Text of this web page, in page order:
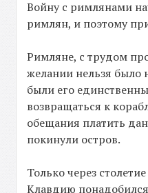
Войну с римлянами
римлян, и поэтому
Римляне, с трудом
желании нельзя было
были его
возвращаться к
обещания платить
покинули остров.
Только через
Клавдию